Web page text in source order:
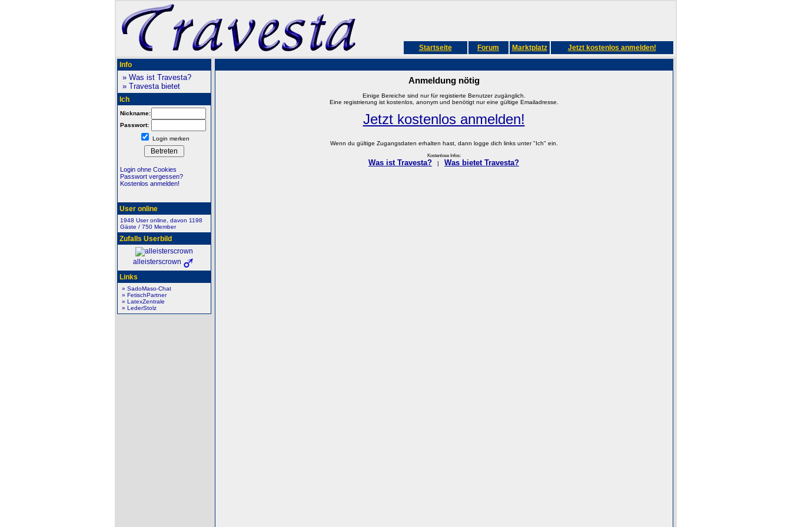
Startseite Forum Marktplatz Jetzt kostenlos anmelden!
Info
» Was ist Travesta?
» Travesta bietet
Ich
Nickname:
Passwort:
Login merken
Login ohne Cookies
Passwort vergessen?
Kostenlos anmelden!
User online
1948 User online, davon 1198
Gäste / 750 Member
Zufalls Userbild
alleisterscrown
Links
» SadoMaso-Chat
» FetischPartner
» LatexZentrale
» LederStolz
Anmeldung nötig
Einige Bereiche sind nur für registierte Benutzer zugänglich.
Eine registrierung ist kostenlos, anonym und benötigt nur eine gültige Emailadresse.
Jetzt kostenlos anmelden!
Wenn du gültige Zugangsdaten erhalten hast, dann logge dich links unter "Ich" ein.
Kostenlose Infos:
Was ist Travesta? Was bietet Travesta?